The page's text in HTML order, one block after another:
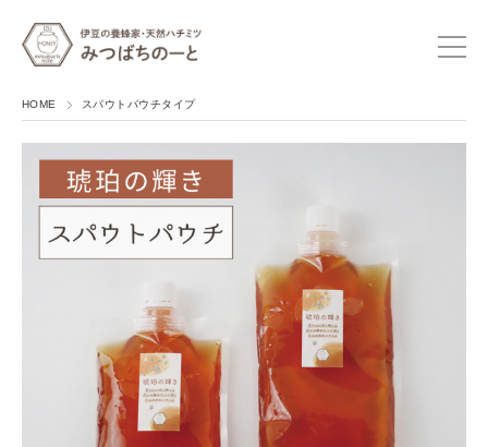
HOME スパウトパウチタイプ